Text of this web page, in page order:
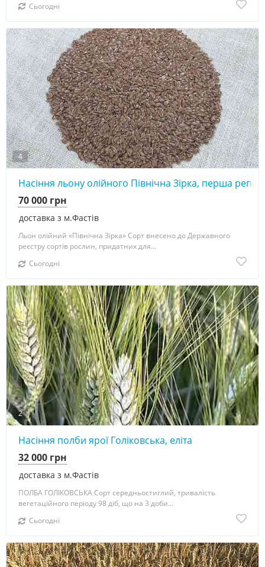
Сьогодні
4
Насіння льону олійного Північна Зірка, перша
доставка з м.Фастів
70 000 грн
Льон олійний «Північна Зірка» Сорт внесено до Державного
реєстру сортів рослин, придатних для...
Сьогодні
2
Насіння полби ярої Голіковська, еліта
доставка з м.Фастів
32 000 грн
ПОЛБА ГОЛІКОВСЬКА Сорт середньостиглий, тривалість
вегетаційного періоду 98 діб, що на 3 доби...
Сьогодні